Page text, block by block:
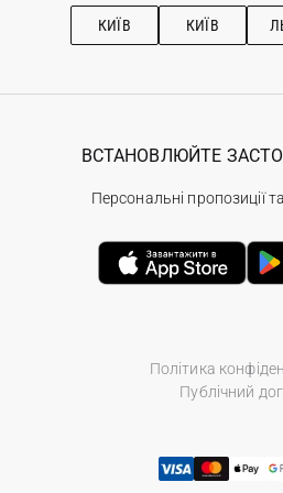
КИЇВ КИЇВ
Політика
Публічний
ВСТАНОВЛЮЙТЕ
Персональні пропозиції